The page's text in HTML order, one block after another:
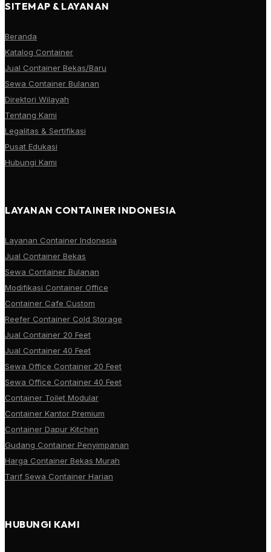
SITEMAP & LAYANAN
Beranda
Katalog Container
Jual Container Bekas/Baru
Sewa Container Bulanan
Direktori Wilayah
Tentang Kami
Legalitas & Sertifikasi
Pusat Edukasi
Hubungi Kami
LAYANAN CONTAINER INDONESIA
Layanan Container Indonesia
Jual Container Bekas
Sewa Container Bulanan
Modifikasi Container Office
Container Cafe Custom
Reefer Container Cold Storage
Jual Container 20 Feet
Jual Container 40 Feet
Sewa Office Container 20 Feet
Sewa Office Container 40 Feet
Container Toilet Modular
Container Kantor Premium
Container Dapur Kitchen
Gudang Container Penyimpanan
Harga Container Bekas Murah
Tarif Sewa Container Harian
HUBUNGI KAMI